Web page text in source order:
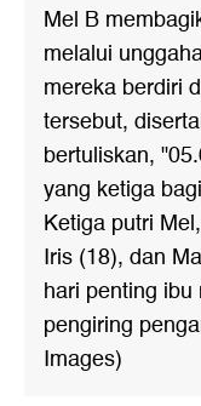
Mel B
melalui
mereka berdiri
tersebut,
bertuliskan,
yang ketiga
Ketiga putri
Iris (18), dan
hari penting
pengiring
Images)